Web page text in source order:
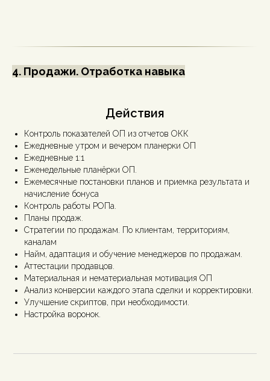
4. Продажи. Отработка навыка
Действия
Контроль показателей ОП из отчетов ОКК
Ежедневные утром и вечером планерки ОП
Ежедневные 1:1
Еженедельные планёрки ОП.
Ежемесячные постановки планов и приемка результата и
начисление бонуса
Контроль работы РОПа.
Планы продаж.
Стратегии по продажам. По клиентам, территориям,
каналам
Найм, адаптация и обучение менеджеров по продажам.
Аттестации продавцов.
Материальная и нематериальная мотивация ОП
Анализ конверсии каждого этапа сделки и корректировки.
Улучшение скриптов, при необходимости.
Настройка воронок.